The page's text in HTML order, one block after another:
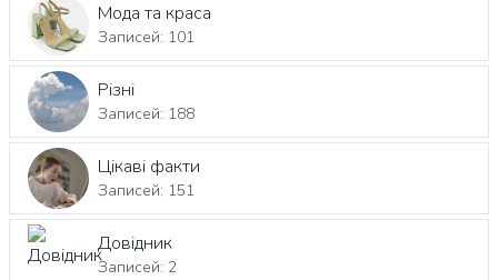
Мода та краса
Записей: 101
Різні
Записей: 188
Цікаві факти
Записей: 151
Довідник
Записей: 2